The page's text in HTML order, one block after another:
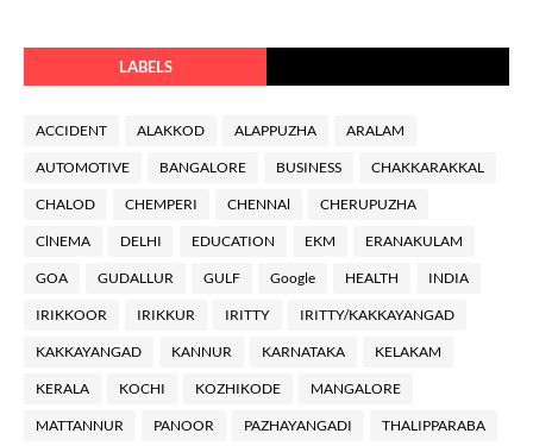
LABELS
ACCIDENT ALAKKOD ALAPPUZHA ARALAM
AUTOMOTIVE BANGALORE BUSINESS CHAKKARAKKAL
CHALOD CHEMPERI CHENNAl CHERUPUZHA
ClNEMA DELHI EDUCATION EKM ERANAKULAM
GOA GUDALLUR GULF Google HEALTH INDIA
IRIKKOOR IRIKKUR IRITTY IRITTY/KAKKAYANGAD
KAKKAYANGAD KANNUR KARNATAKA KELAKAM
KERALA KOCHI KOZHIKODE MANGALORE
MATTANNUR PANOOR PAZHAYANGADI THALIPPARABA